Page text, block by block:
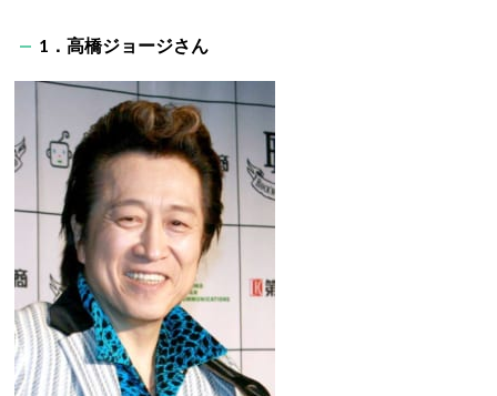
1．高橋ジョージさん